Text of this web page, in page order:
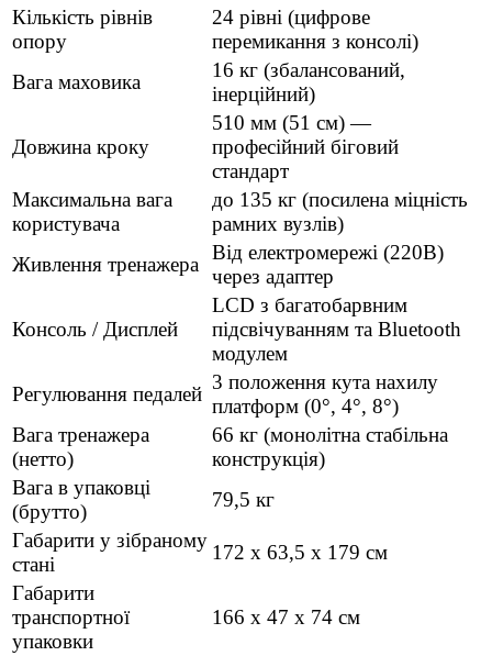
Кількість рівнів
опору
24 рівні (цифрове
перемикання з консолі)
Вага маховика
16 кг (збалансований,
інерційний)
Довжина кроку
510 мм (51 см) —
професійний біговий
стандарт
Максимальна вага
користувача
до 135 кг (посилена міцність
рамних вузлів)
Живлення тренажера
Від електромережі (220В)
через адаптер
Консоль / Дисплей
LCD з багатобарвним
підсвічуванням та Bluetooth
модулем
Регулювання педалей
3 положення кута нахилу
платформ (0°, 4°, 8°)
Вага тренажера
(нетто)
66 кг (монолітна стабільна
конструкція)
Вага в упаковці
(брутто)
79,5 кг
Габарити у зібраному
стані
172 х 63,5 х 179 см
Габарити
транспортної
упаковки
166 х 47 х 74 см